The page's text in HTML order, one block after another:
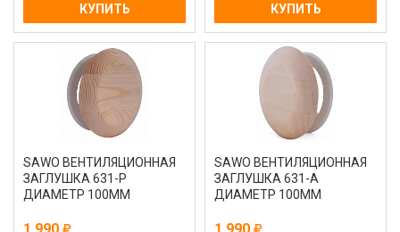
КУПИТЬ КУПИТЬ
SAWO ВЕНТИЛЯЦИОННАЯ
ЗАГЛУШКА 631-Р
ДИАМЕТР 100ММ
SAWO ВЕНТИЛЯЦИОННАЯ
ЗАГЛУШКА 631-А
ДИАМЕТР 100ММ